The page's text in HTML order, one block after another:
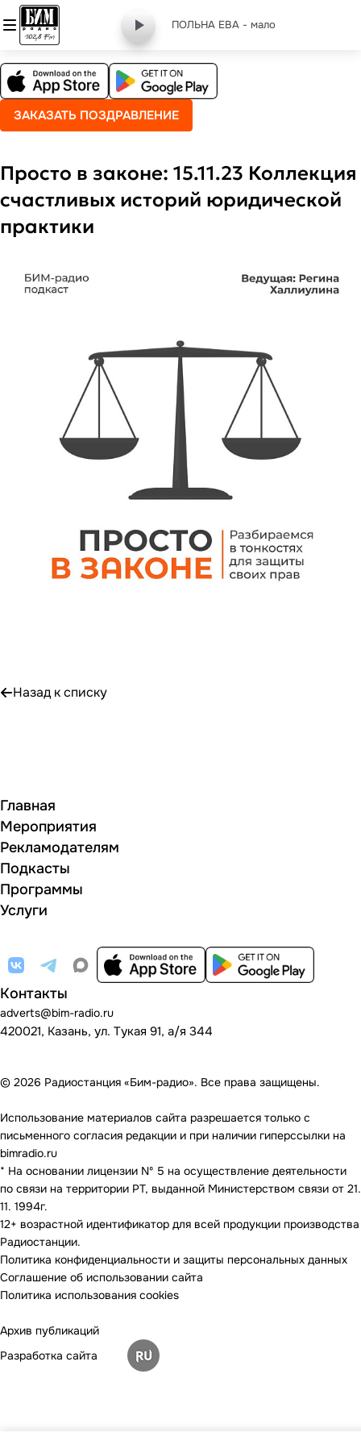
ПОЛЬНА ЕВА - мало
ЗАКАЗАТЬ ПОЗДРАВЛЕНИЕ
Просто в законе: 15.11.23 Коллекция
счастливых историй юридической
практики
Назад к списку
Главная
Мероприятия
Рекламодателям
Подкасты
Программы
Услуги
Контакты
adverts@bim-radio.ru
420021, Казань, ул. Тукая 91, а/я 344
© 2026 Радиостанция «Бим-радио». Все права защищены.
Использование материалов сайта разрешается только с
письменного согласия редакции и при наличии гиперссылки на
bimradio.ru
* На основании лицензии Nº 5 на осуществление деятельности
по связи на территории РТ, выданной Министерством связи от 21.
11. 1994г.
12+ возрастной идентификатор для всей продукции производства
Радиостанции.
Политика конфиденциальности и защиты персональных данных
Соглашение об использовании сайта
Политика использования cookies
Архив публикаций
Разработка сайта